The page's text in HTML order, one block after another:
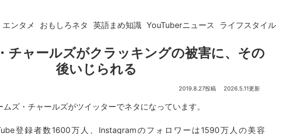
ンタメ おもしろネタ 英語まめ知識 YouTuberニュース ライフスタイル
チャールズがクラッキングの被害に、その
後いじられる
2019.8.27 2026.5.11
ズ・チャールズがツイッターでネタになっています。
登録者数1600万人、Instagramのフォロワーは1590万人の美容